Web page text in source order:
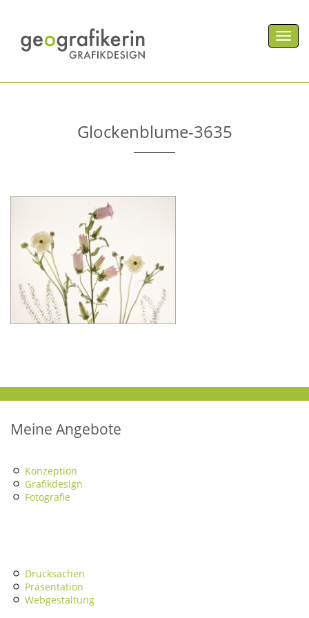
Glockenblume-3635
Meine Angebote
Konzeption
Grafikdesign
Fotografie
Drucksachen
Präsentation
Webgestaltung